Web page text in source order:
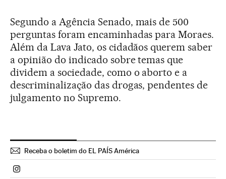
Segundo a Agência Senado, mais de 500
perguntas foram encaminhadas para Moraes.
Além da Lava Jato, os cidadãos querem saber
a opinião do indicado sobre temas que
dividem a sociedade, como o aborto e a
descriminalização das drogas, pendentes de
julgamento no Supremo.
Receba o boletim do EL PAÍS América
Politica El País Brasil en Instagram